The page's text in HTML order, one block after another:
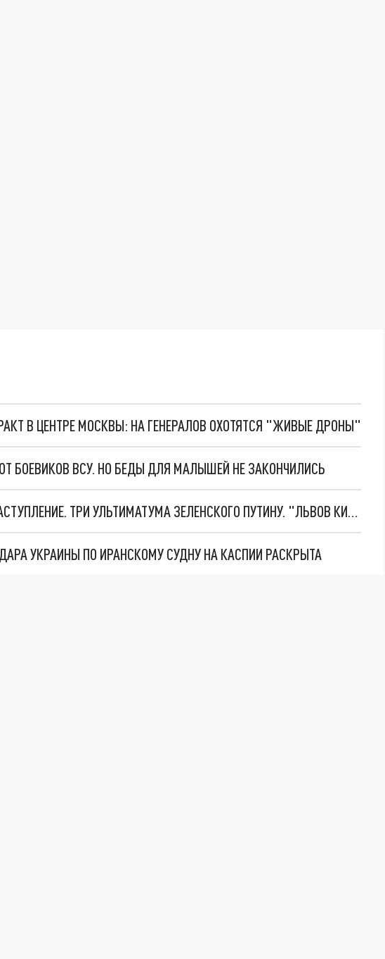
В ЦЕНТРЕ МОСКВЫ: НА ГЕНЕРАЛОВ ОХОТЯТСЯ "ЖИВЫЕ ДРОНЫ"
БОЕВИКОВ ВСУ. НО БЕДЫ ДЛЯ МАЛЫШЕЙ НЕ ЗАКОНЧИЛИСЬ
НОВОЕ МАСШТАБНЕЙШЕЕ НАСТУПЛЕНИЕ. ТРИ УЛЬТИМАТУМА ЗЕЛЕНСКОГО ПУТИНУ. "ЛЬВОВ КИМА" ПОСТАВЯТ НА ПВО? ГЛОБАЛЬНЫЙ ПРОРЫВ ПОД ЗАПОРОЖЬЕМ
УКРАИНЫ ПО ИРАНСКОМУ СУДНУ НА КАСПИИ РАСКРЫТА